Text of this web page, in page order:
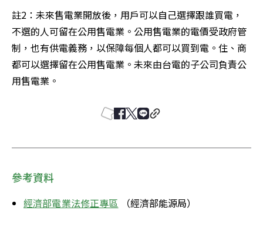
註2：未來售電業開放後，用戶可以自己選擇跟誰買電，
不選的人可留在公用售電業。公用售電業的電價受政府管
制，也有供電義務，以保障每個人都可以買到電。住、商
都可以選擇留在公用售電業。未來由台電的子公司負責公
用售電業。
參考資料
經濟部電業法修正專區 （經濟部能源局）